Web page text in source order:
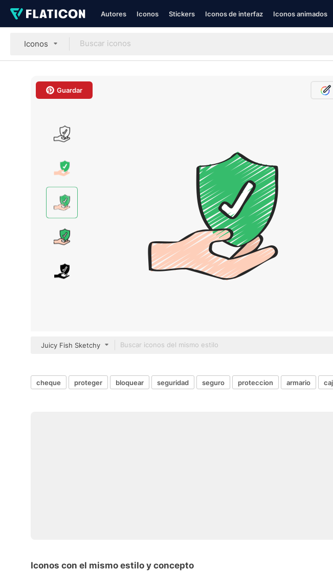
Autores Iconos Stickers Iconos de interfaz Iconos animados
Iconos
Guardar
Juicy Fish Sketchy
cheque proteger bloquear seguridad seguro proteccion armario
Iconos con el mismo estilo y concepto